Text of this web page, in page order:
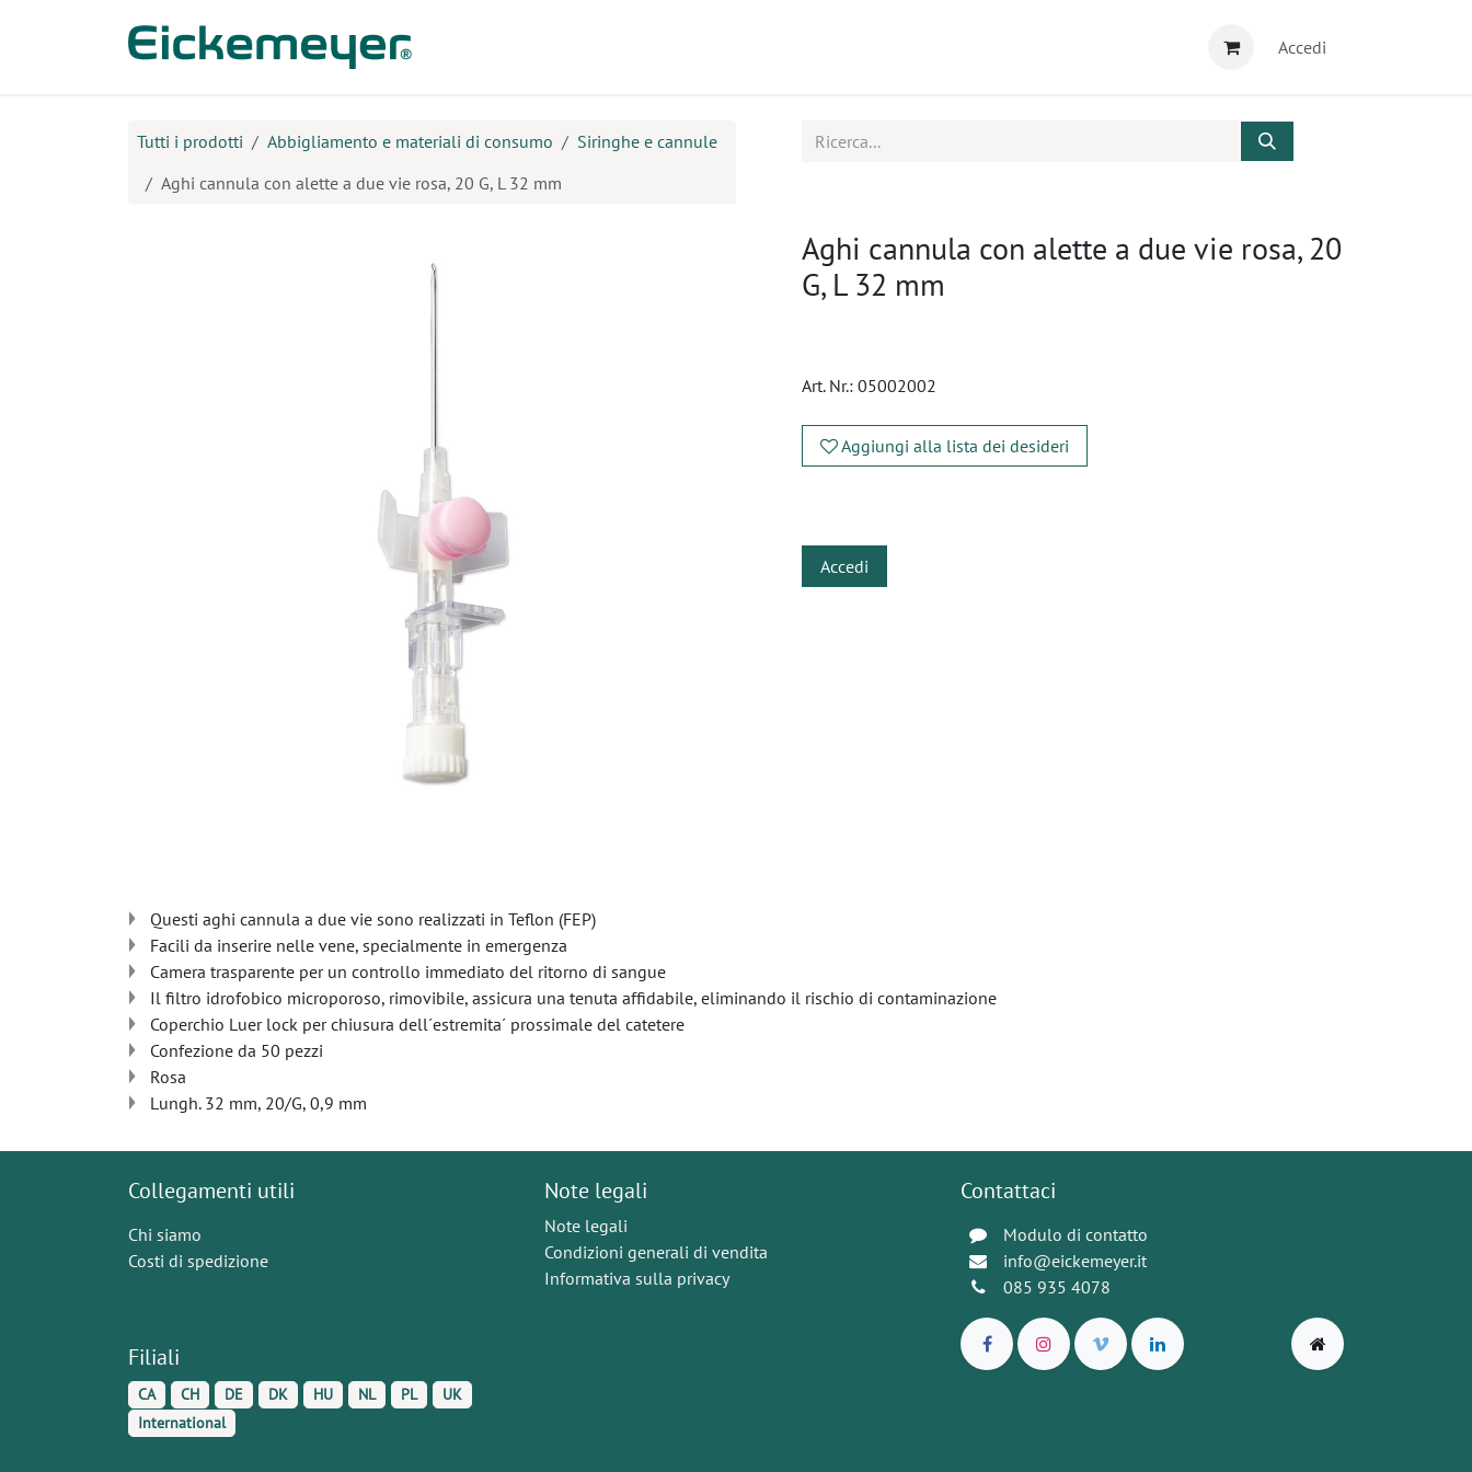
Accedi
Tutti i prodotti Abbigliamento e materiali di consumo
Siringhe e cannule
Aghi cannula con alette a due vie rosa, 20 G, L 32 mm
Aghi cannula con alette a due vie rosa, 20
G, L 32 mm
Art. Nr.: 05002002
Aggiungi alla lista dei desideri
Accedi
Questi aghi cannula a due vie sono realizzati in Teflon (FEP)
Facili da inserire nelle vene, specialmente in emergenza
Camera trasparente per un controllo immediato del ritorno di sangue
Il filtro idrofobico microporoso, rimovibile, assicura una tenuta affidabile, eliminando il rischio di contaminazione
Coperchio Luer lock per chiusura dell´estremita´ prossimale del catetere
Confezione da 50 pezzi
Rosa
Lungh. 32 mm, 20/G, 0,9 mm
Collegamenti utili
Chi siamo
Costi di spedizione
Filiali
CA CH DE DK HU NL PL
UK
International
Note legali
Note legali
Condizioni generali di vendita
Informativa sulla privacy
Contattaci
Modulo di contatto
info@eickemeyer.it
085 935 4078